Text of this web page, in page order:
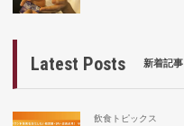
Latest Posts 新着記事
飲食トピックス